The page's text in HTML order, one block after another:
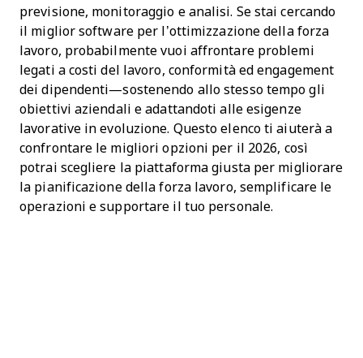
previsione, monitoraggio e analisi. Se stai cercando
il miglior software per l’ottimizzazione della forza
lavoro, probabilmente vuoi affrontare problemi
legati a costi del lavoro, conformità ed engagement
dei dipendenti—sostenendo allo stesso tempo gli
obiettivi aziendali e adattandoti alle esigenze
lavorative in evoluzione. Questo elenco ti aiuterà a
confrontare le migliori opzioni per il 2026, così
potrai scegliere la piattaforma giusta per migliorare
la pianificazione della forza lavoro, semplificare le
operazioni e supportare il tuo personale.